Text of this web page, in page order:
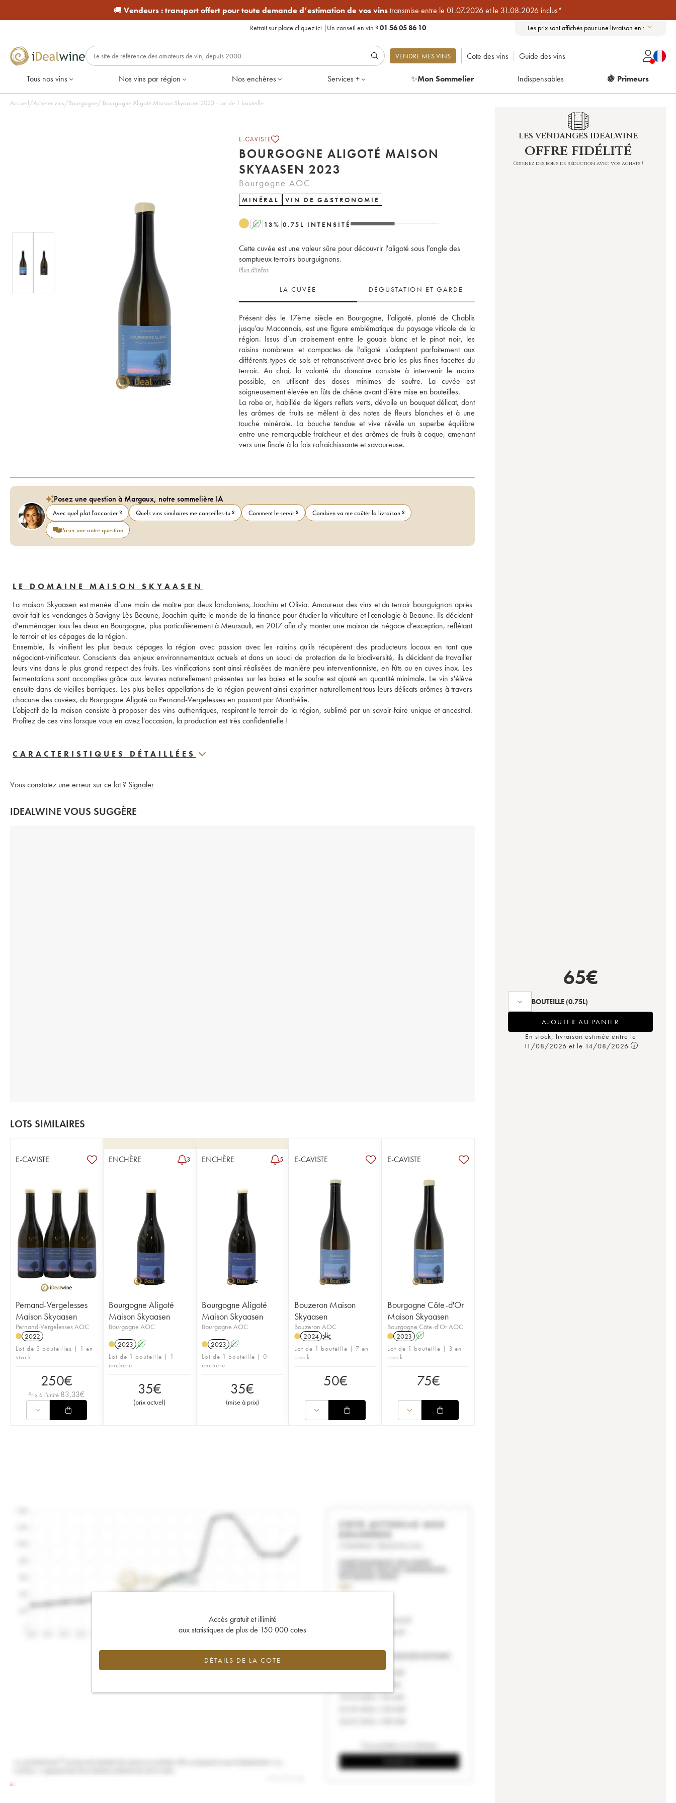
🚚 Vendeurs :transport offert pour toute demande d’estimation de vos vinstransmise entre le 01.07.2026 et le 31.08.2026 inclus*
Retrait sur place cliquez ici | Un conseil en vin ?01 56 05 86 10 Les prix sont affichés pour une livraison en :
VENDRE MES VINS Cote des vins Guide des vins
Tous nos vins Nos vins par région Nos enchères Services + ✨Mon Sommelier Indispensables 🍇 Primeurs
Accueil/Acheter vins/Bourgogne/ Bourgogne Aligoté Maison Skyaasen 2023 - Lot de 1 bouteille
E-CAVISTE
BOURGOGNE ALIGOTÉ MAISON
SKYAASEN 2023
Bourgogne AOC
MINÉRAL VIN DE GASTRONOMIE
A 13% 0.75 L INTENSITÉ
Cette cuvée est une valeur sûre pour découvrir l'aligoté sous l’angle des
somptueux terroirs bourguignons.
Plus d'infos
LA CUVÉE DÉGUSTATION ET GARDE
Présent dès le 17ème siècle en Bourgogne, l’aligoté, planté de Chablis
jusqu’au Maconnais, est une figure emblématique du paysage viticole de la
région. Issus d’un croisement entre le gouais blanc et le pinot noir, les
raisins nombreux et compactes de l’aligoté s’adaptent parfaitement aux
différents types de sols et retranscrivent avec brio les plus fines facettes du
terroir. Au chai, la volonté du domaine consiste à intervenir le moins
possible, en utilisant des doses minimes de soufre. La cuvée est
soigneusement élevée en fûts de chêne avant d’être mise en bouteilles.
La robe or, habillée de légers reflets verts, dévoile un bouquet délicat, dont
les arômes de fruits se mêlent à des notes de fleurs blanches et à une
touche minérale. La bouche tendue et vive révèle un superbe équilibre
entre une remarquable fraîcheur et des arômes de fruits à coque, amenant
vers une finale à la fois rafraichissante et savoureuse.
Posez une question à Margaux, notre sommelière IA
Avec quel plat l'accorder ? Quels vins similaires me conseilles-tu ? Comment le servir ?
Combien va me coûter la livraison ?
Poser une autre question
LE DOMAINE MAISON SKYAASEN
La maison Skyaasen est menée d’une main de maître par deux londoniens, Joachim et Olivia. Amoureux des vins et du terroir bourguignon après
avoir fait les vendanges à Savigny-Lès-Beaune, Joachim quitte le monde de la finance pour étudier la viticulture et l'œnologie à Beaune. Ils décident
d’emménager tous les deux en Bourgogne, plus particulièrement à Meursault, en 2017 afin d’y monter une maison de négoce d’exception, reflétant
le terroir et les cépages de la région.
Ensemble, ils vinifient les plus beaux cépages la région avec passion avec les raisins qu'ils récupèrent des producteurs locaux en tant que
négociant-vinificateur. Conscients des enjeux environnementaux actuels et dans un souci de protection de la biodiversité, ils décident de travailler
leurs vins dans le plus grand respect des fruits. Les vinifications sont ainsi réalisées de manière peu interventionniste, en fûts ou en cuves inox. Les
fermentations sont accomplies grâce aux levures naturellement présentes sur les baies et le soufre est ajouté en quantité minimale. Le vin s'élève
ensuite dans de vieilles barriques. Les plus belles appellations de la région peuvent ainsi exprimer naturellement tous leurs délicats arômes à travers
chacune des cuvées, du Bourgogne Aligoté au Pernand-Vergelesses en passant par Monthélie.
L’objectif de la maison consiste à proposer des vins authentiques, respirant le terroir de la région, sublimé par un savoir-faire unique et ancestral.
Profitez de ces vins lorsque vous en avez l'occasion, la production est très confidentielle !
CARACTERISTIQUES DÉTAILLÉES
Vous constatez une erreur sur ce lot ? Signaler
IDEALWINE VOUS SUGGÈRE
LOTS SIMILAIRES
E-CAVISTE
Pernand-Vergelesses
Maison Skyaasen
Pernand-Vergelesses AOC
2022
Lot de 3 bouteilles | 1 en
stock
250€
Prix à l'unité 83,33€
ENCHÈRE 3
Bourgogne Aligoté
Maison Skyaasen
Bourgogne AOC
2023 A
Lot de 1 bouteille | 1
enchère
35€
(prix actuel)
ENCHÈRE 5
Bourgogne Aligoté
Maison Skyaasen
Bourgogne AOC
2023 A
Lot de 1 bouteille | 0
enchère
35€
(mise à prix)
E-CAVISTE
Bouzeron Maison
Skyaasen
Bouzeron AOC
2024 K
Lot de 1 bouteille | 7 en
stock
50€
E-CAVISTE
Bourgogne Côte-d'Or
Maison Skyaasen
Bourgogne Côte-d'Or AOC
2023 A
Lot de 1 bouteille | 3 en
stock
75€
Accès gratuit et illimité
aux statistiques de plus de 150 000 cotes
DÉTAILS DE LA COTE
LES VENDANGES IDEALWINE
offre fidélité
Obtenez des bons de réduction avec vos achats !
65€
BOUTEILLE (0.75L)
AJOUTER AU PANIER
En stock, livraison estimée entre le
11/08/2026 et le 14/08/2026